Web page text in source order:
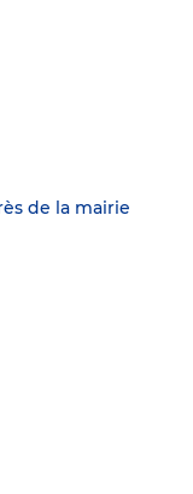
de la mairie